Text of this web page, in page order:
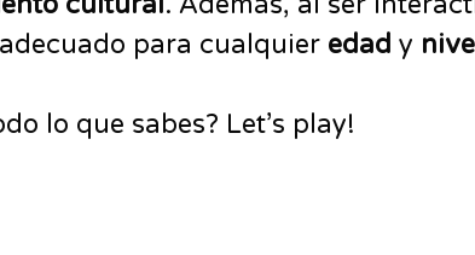
para cualquier edad y
lo que sabes? Let’s play!